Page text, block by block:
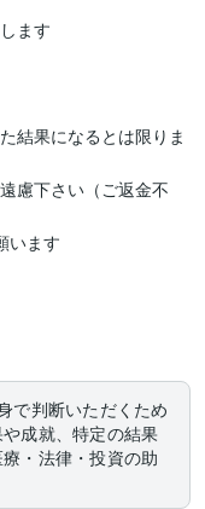
ます
結果になるとは限りま
慮下さい（ご返金不
います
で判断いただくため
成就、特定の結果
・法律・投資の助